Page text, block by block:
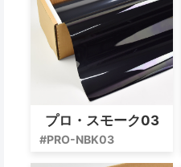
プロ・スモーク03
#PRO-NBK03